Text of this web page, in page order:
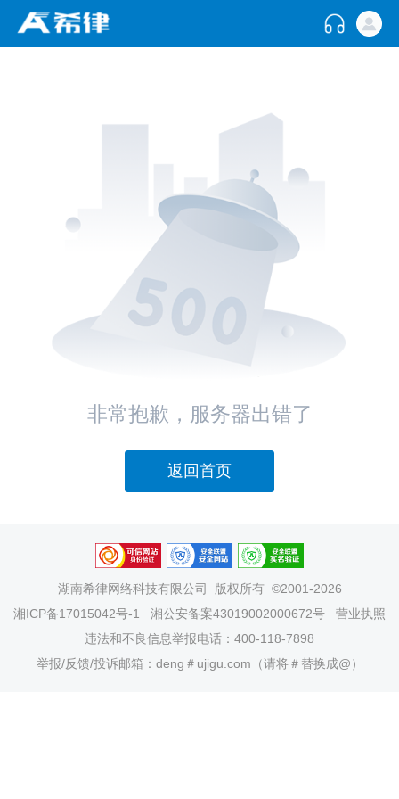
非常抱歉，服务器出错了
返回首页
湖南希律网络科技有限公司
版权所有 ©2001-2026
湘ICP备17015042号-1
湘公安备案43019002000672号
营业执照
违法和不良信息举报电话：400-118-7898
举报/反馈/投诉邮箱：deng＃ujigu.com（请将＃替换成@）